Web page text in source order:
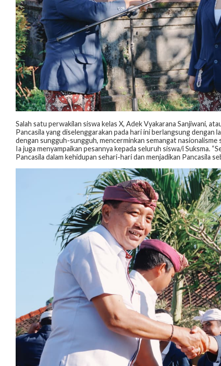
Salah satu perwakilan siswa kelas X, Adek Vyakarana Sanjiwani,
Pancasila yang diselenggarakan pada hari ini berlangsung
dengan sungguh-sungguh, mencerminkan semangat
Ia juga menyampaikan pesannya kepada seluruh siswa/i Suksma.
Pancasila dalam kehidupan sehari-hari dan menjadikan Pancasila